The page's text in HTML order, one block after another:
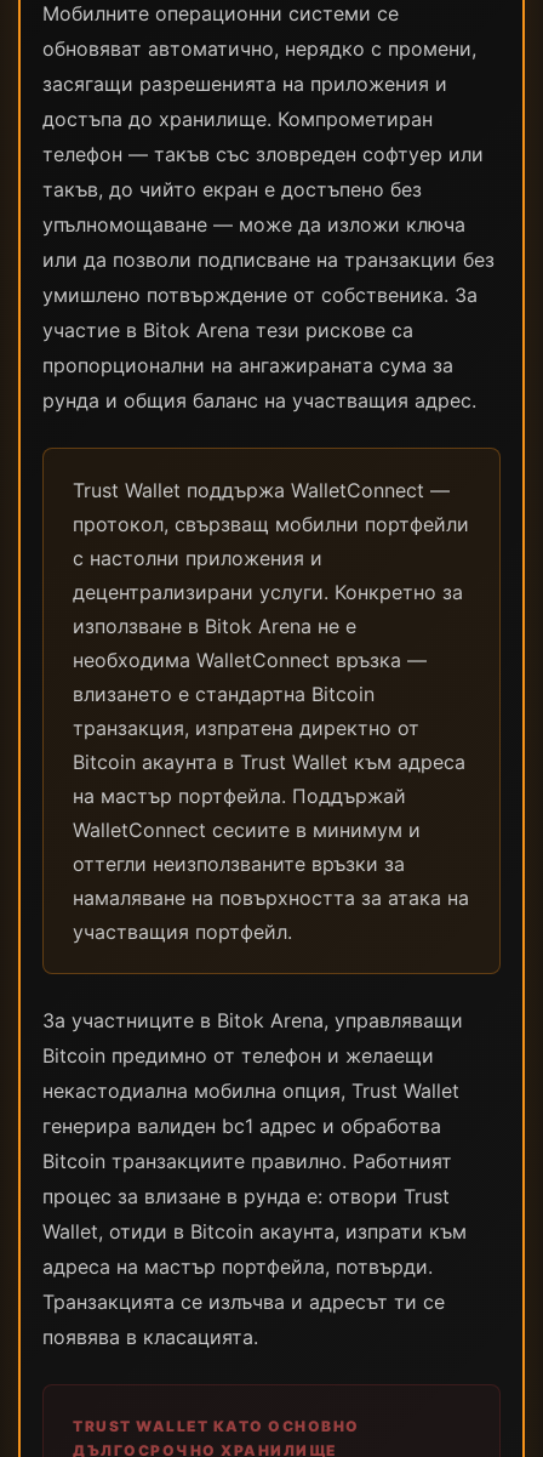
Мобилните операционни системи се
обновяват автоматично, нерядко с промени,
засягащи разрешенията на приложения и
достъпа до хранилище. Компрометиран
телефон — такъв със зловреден софтуер или
такъв, до чийто екран е достъпено без
упълномощаване — може да изложи ключа
или да позволи подписване на транзакции без
умишлено потвърждение от собственика. За
участие в Bitok Arena тези рискове са
пропорционални на ангажираната сума за
рунда и общия баланс на участващия адрес.
Trust Wallet поддържа WalletConnect —
протокол, свързващ мобилни портфейли
с настолни приложения и
децентрализирани услуги. Конкретно за
използване в Bitok Arena не е
необходима WalletConnect връзка —
влизането е стандартна Bitcoin
транзакция, изпратена директно от
Bitcoin акаунта в Trust Wallet към адреса
на мастър портфейла. Поддържай
WalletConnect сесиите в минимум и
оттегли неизползваните връзки за
намаляване на повърхността за атака на
участващия портфейл.
За участниците в Bitok Arena, управляващи
Bitcoin предимно от телефон и желаещи
некастодиална мобилна опция, Trust Wallet
генерира валиден bc1 адрес и обработва
Bitcoin транзакциите правилно. Работният
процес за влизане в рунда е: отвори Trust
Wallet, отиди в Bitcoin акаунта, изпрати към
адреса на мастър портфейла, потвърди.
Транзакцията се излъчва и адресът ти се
появява в класацията.
TRUST WALLET КАТО ОСНОВНО
ДЪЛГОСРОЧНО ХРАНИЛИЩЕ